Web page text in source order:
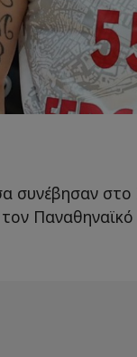
συνέβησαν